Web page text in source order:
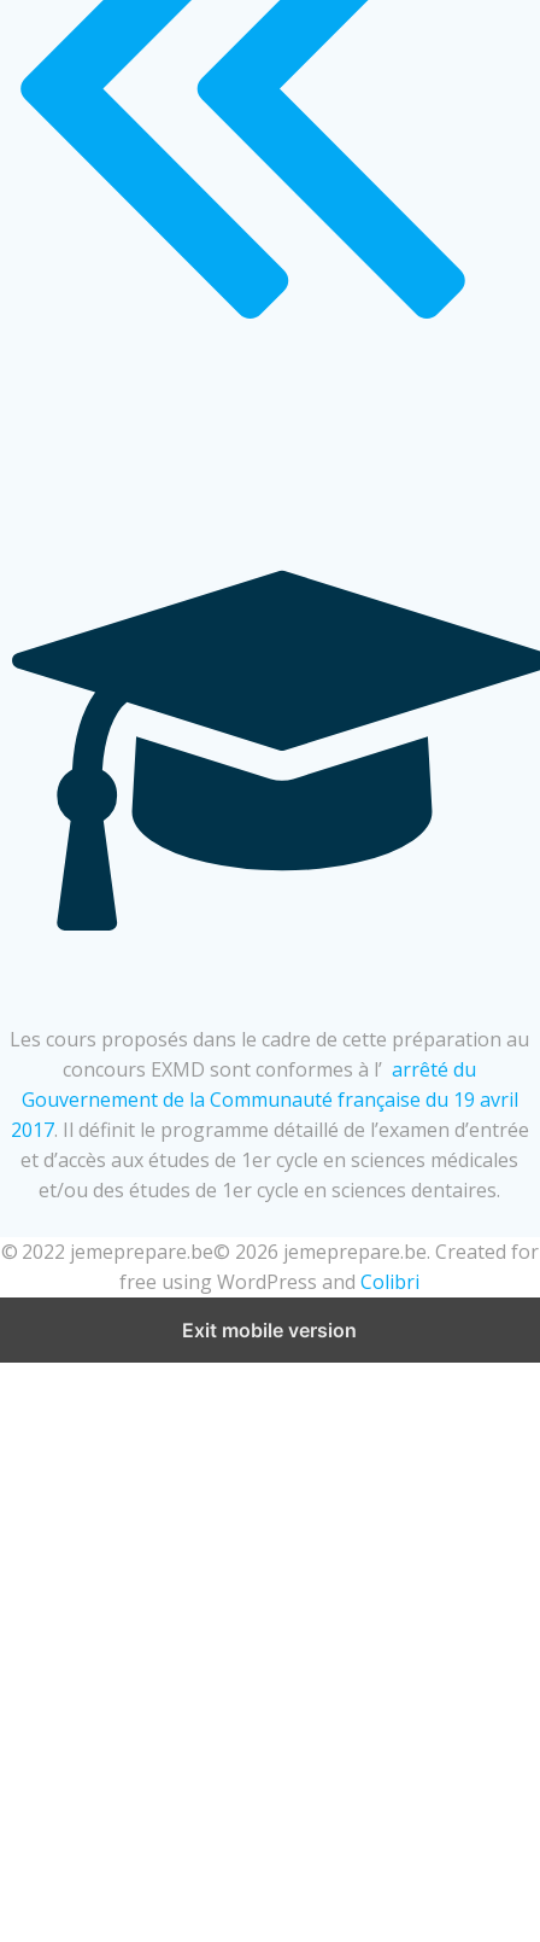
Les cours proposés dans le cadre de cette préparation au
concours EXMD sont conformes à l’ arrêté du
Gouvernement de la Communauté française du 19 avril
2017. Il définit le programme détaillé de l’examen d’entrée
et d’accès aux études de 1er cycle en sciences médicales
et/ou des études de 1er cycle en sciences dentaires.
© 2022 jemeprepare.be© 2026 jemeprepare.be. Created for
free using WordPress andColibri
Exit mobile version